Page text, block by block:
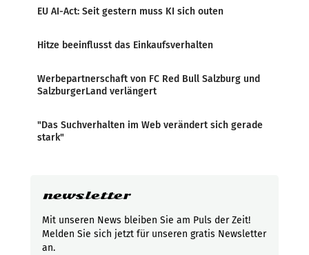
EU AI-Act: Seit gestern muss KI sich outen
Hitze beeinflusst das Einkaufsverhalten
Werbepartnerschaft von FC Red Bull Salzburg und
SalzburgerLand verlängert
"Das Suchverhalten im Web verändert sich gerade
stark"
newsletter
Mit unseren News bleiben Sie am Puls der Zeit!
Melden Sie sich jetzt für unseren gratis Newsletter
an.